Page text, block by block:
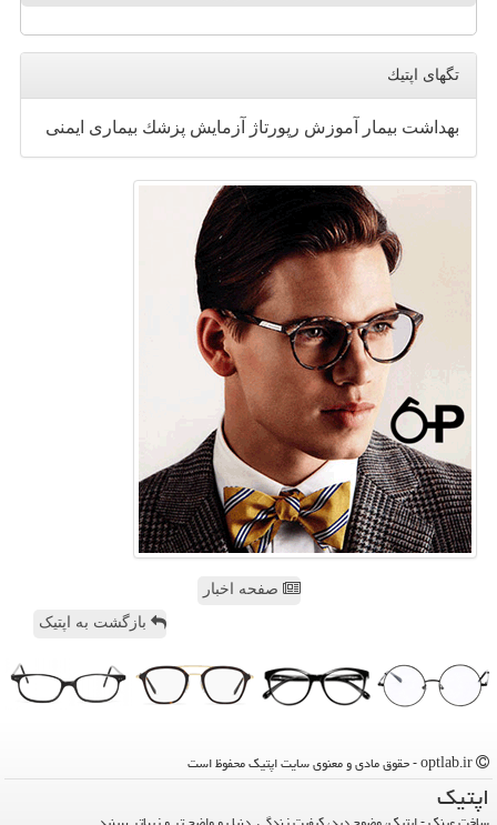
تگهای اپتیك
بهداشت بیمار آموزش رپورتاژ آزمایش پزشك بیماری ایمنی
صفحه اخبار
بازگشت به اپتیک
اپتیك